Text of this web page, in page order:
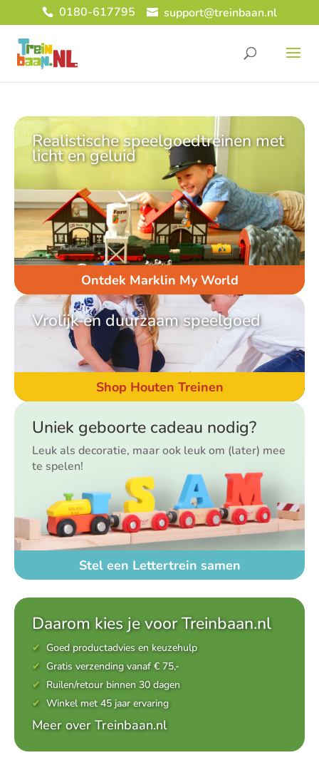
0180-617795 support@treinbaan.nl
Realistische speelgoedtreinen met
licht en geluid
Ontdek Marklin My World
Vrolijk en duurzaam speelgoed
Shop Houten Treinen
Uniek geboorte cadeau nodig?
Leuk als decoratie, maar ook leuk om (later) mee
te spelen!
Stel een Lettertrein samen
Daarom kies je voor Treinbaan.nl
Goed productadvies en keuzehulp
Gratis verzending vanaf € 75,-
Ruilen/retour binnen 30 dagen
Winkel met 45 jaar ervaring
Meer over Treinbaan.nl